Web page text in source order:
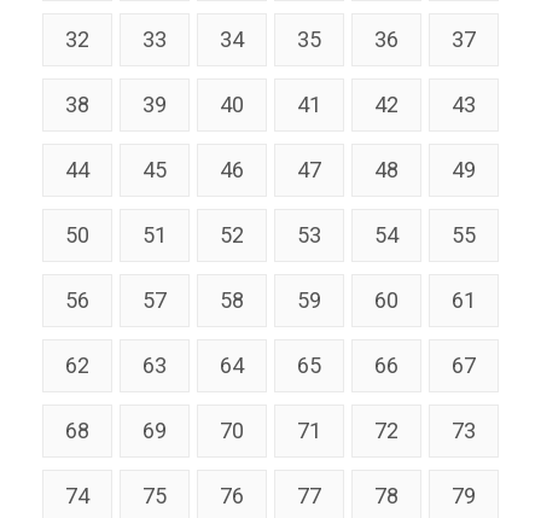
32 33 34 35 36 37
38 39 40 41 42 43
44 45 46 47 48 49
50 51 52 53 54 55
56 57 58 59 60 61
62 63 64 65 66 67
68 69 70 71 72 73
74 75 76 77 78 79